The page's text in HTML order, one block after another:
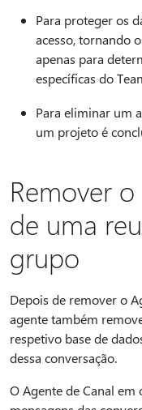
Para proteger os
acesso, tornando
apenas para
específicas do
Para eliminar um
um projeto é
Remover
de uma
grupo
Depois de remover o
agente também
respetivo base de
dessa conversação.
O Agente de Canal em